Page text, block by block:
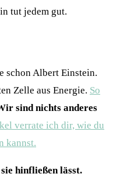
tut jedem gut.
schon Albert Einstein.
Zelle aus Energie. So
sind nichts anderes
verrate ich dir, wie du
kannst.
hinfließen lässt.